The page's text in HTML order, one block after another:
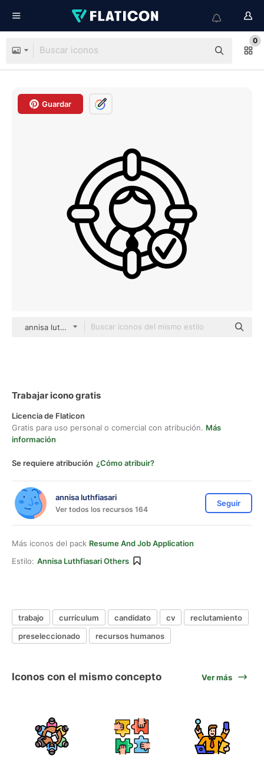
0
Guardar
annisa luthfiasari Others
Trabajar icono gratis
Licencia de Flaticon
Gratis para uso personal o comercial con atribución. Más
información
Se requiere atribución ¿Cómo atribuir?
annisa luthfiasari
Ver todos los recursos 164
Seguir
Más iconos del pack Resume And Job Application
Estilo: Annisa Luthfiasari Others
trabajo currículum candidato cv
reclutamiento
preseleccionado
recursos humanos
Iconos con el mismo concepto Ver más